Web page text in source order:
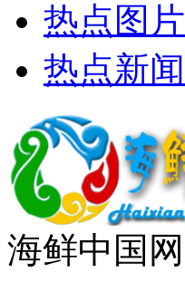
热点图片
热点新闻
海鲜中国网